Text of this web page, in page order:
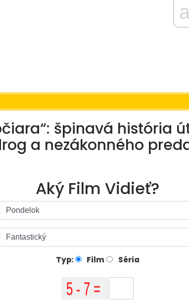
špinavá história
a nezákonného
Aký Film Vidieť?
Typ: Film Séria